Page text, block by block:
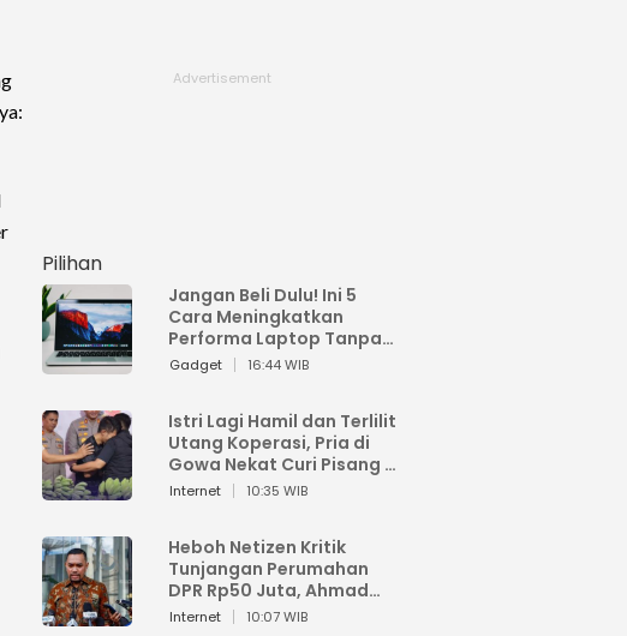
Pilihan
Jangan Beli Dulu! Ini 5
Cara Meningkatkan
Performa Laptop Tanpa
Harus Beli Baru
Gadget 16:44 WIB
Istri Lagi Hamil dan Terlilit
Utang Koperasi, Pria di
Gowa Nekat Curi Pisang 4
Tandan Milik Tetangga,
Internet 10:35 WIB
Heboh Netizen Kritik
Tunjangan Perumahan
DPR Rp50 Juta, Ahmad
Sahroni: Enggak Senang
Internet 10:07 WIB